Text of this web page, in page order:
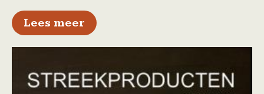
Lees meer over ‘Mijn Restaurant’ zet